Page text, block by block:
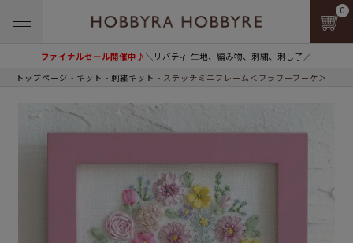
ファイナルセール開催中♪＼リバティ 生地、編み物、刺繍、刺し子／
0
トップページ キット 刺繍キット ステッチミニフレーム＜フラワーブーケ＞